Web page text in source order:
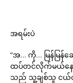
အရမ်းပဲ
“အ… ကို… မြန်မြန်
ထပ်တင်လိုက်မယ်နော်
သည် သူ့ချစ်သူ ငယ်